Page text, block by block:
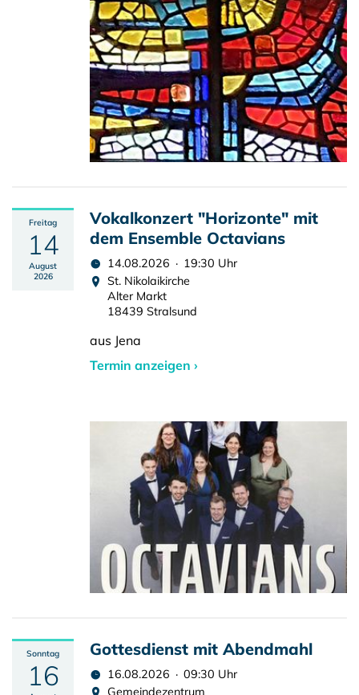
Freitag
14
August
2026
Vokalkonzert "Horizonte" mit
dem Ensemble Octavians
14.08.2026 · 19:30 Uhr
St. Nikolaikirche
Alter Markt
18439 Stralsund
aus Jena
Termin anzeigen ›
Sonntag
16
Gottesdienst mit Abendmahl
16.08.2026 · 09:30 Uhr
Gemeindezentrum